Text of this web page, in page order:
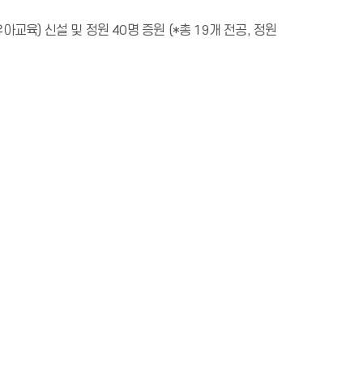
교육) 신설 및 정원 40명 증원 (*총 19개 전공, 정원